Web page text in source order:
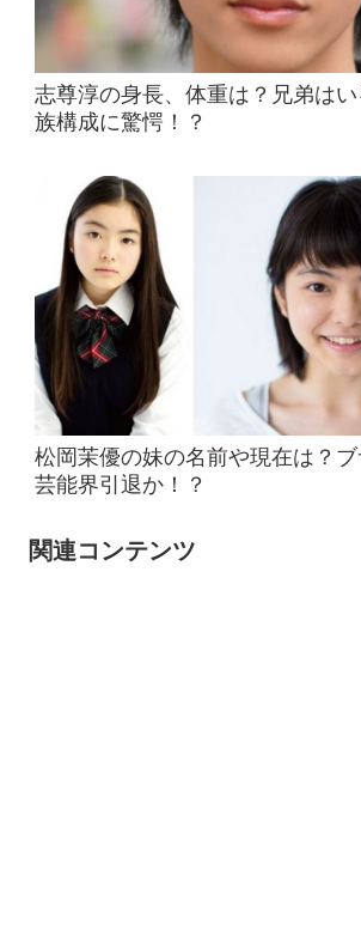
志尊淳の身長、体重は？兄弟は
族構成に驚愕！？
松岡茉優の妹の名前や現在は？
芸能界引退か！？
関連コンテンツ